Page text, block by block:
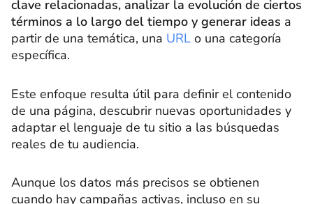
clave relacionadas, analizar la evolución de ciertos
términos a lo largo del tiempo y generar ideas a
partir de una temática, una URL o una categoría
específica.
Este enfoque resulta útil para definir el contenido
de una página, descubrir nuevas oportunidades y
adaptar el lenguaje de tu sitio a las búsquedas
reales de tu audiencia.
Aunque los datos más precisos se obtienen
cuando hay campañas activas, incluso en su